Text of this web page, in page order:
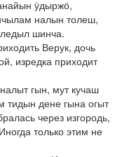
ӱдыржӧ,
налын толеш,
шинча.
Верук, дочь
изредка приходит
гын, мут кучаш
дене гына огыт
через изгородь,
только этим не